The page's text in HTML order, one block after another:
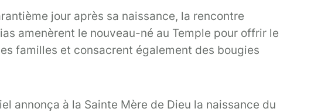
jour après sa naissance, la rencontre
amenèrent le nouveau-né au Temple pour offrir le
familles et consacrent également des bougies
annonça à la Sainte Mère de Dieu la naissance du